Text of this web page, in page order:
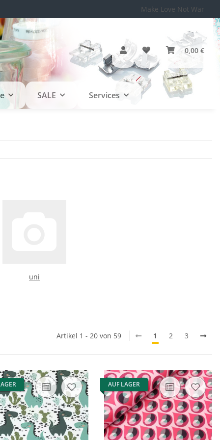
Make Love Not War
0,00 €
SALE Services
uni
Artikel 1 - 20 von 59 1 2 3
AUF LAGER